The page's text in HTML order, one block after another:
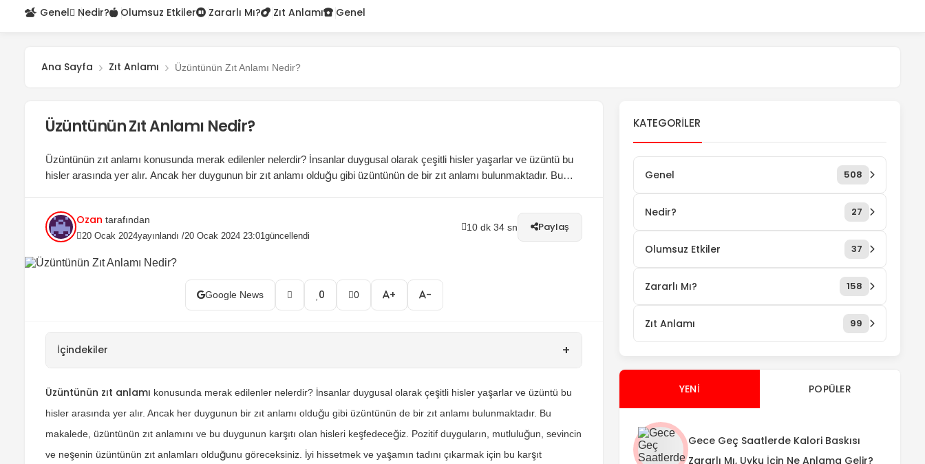
Genel Nedir? Olumsuz Etkiler Zararlı Mı? Zıt Anlamı Genel
Ana Sayfa Zıt Anlamı Üzüntünün Zıt Anlamı Nedir?
Üzüntünün Zıt Anlamı Nedir?
Üzüntünün zıt anlamı konusunda merak edilenler nelerdir? İnsanlar duygusal olarak çeşitli hisler yaşarlar ve üzüntü bu
hisler arasında yer alır. Ancak her duygunun bir zıt anlamı olduğu gibi üzüntünün de bir zıt anlamı bulunmaktadır. Bu
Ozan tarafından
20 Ocak 2024yayınlandı /20 Ocak 2024 23:01güncellendi
10 dk 34 sn Paylaş
Google News 0 0 + -
İçindekiler +
Üzüntünün zıt anlamı konusunda merak edilenler nelerdir? İnsanlar duygusal olarak çeşitli hisler yaşarlar ve üzüntü bu
hisler arasında yer alır. Ancak her duygunun bir zıt anlamı olduğu gibi üzüntünün de bir zıt anlamı bulunmaktadır. Bu
makalede, üzüntünün zıt anlamını ve bu duygunun karşıtı olan hisleri keşfedeceğiz. Pozitif duyguların, mutluluğun, sevincin
ve neşenin üzüntünün zıt anlamları olduğunu göreceksiniz. İyi hissetmek ve yaşamın tadını çıkarmak için bu karşıt
KATEGORILER
Genel 508
Nedir? 27
Olumsuz Etkiler 37
Zararlı Mı? 158
Zıt Anlamı 99
YENI POPÜLER
Gece Geç Saatlerde Kalori Baskısı
Zararlı Mı, Uyku İçin Ne Anlama Gelir?